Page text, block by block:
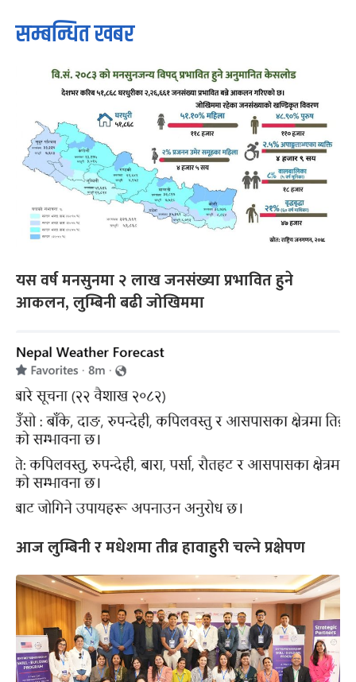
सम्बन्धित खबर
यस वर्ष मनसुनमा २ लाख जनसंख्या प्रभावित हुने
आकलन, लुम्बिनी बढी जोखिममा
आज लुम्बिनी र मधेशमा तीव्र हावाहुरी चल्ने प्रक्षेपण